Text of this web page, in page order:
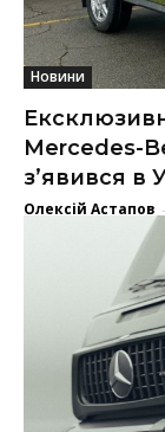
Новини
Mercedes-
з’явився в
Олексій Астапов -